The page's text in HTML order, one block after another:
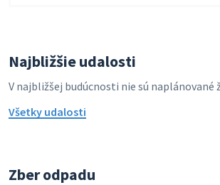
Najbližšie udalosti
V najbližšej budúcnosti nie sú naplánované
Všetky udalosti
Zber odpadu